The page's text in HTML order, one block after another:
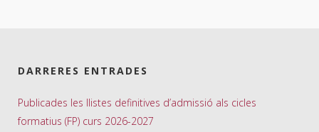
DARRERES ENTRADES
Publicades les llistes definitives d’admissió als cicles
formatius (FP) curs 2026-2027